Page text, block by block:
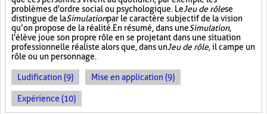
problèmes d'ordre social ou psychologique. LeJeu de rôlese
distingue de laSimulationpar le caractère subjectif de la vision
qu’on propose de la réalité. En résumé, dans uneSimulation,
l'élève joue son propre rôle en se projetant dans une situation
professionnelle réaliste alors que, dans unJeu de rôle, il campe un
rôle ou un personnage.
Ludification (9) Mise en application (9)
Expérience (10)